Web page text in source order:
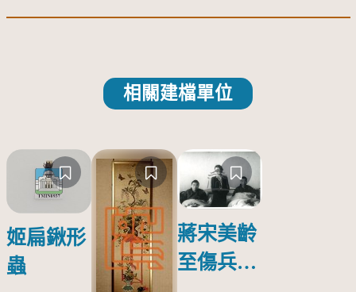
相關建檔單位
姬扁鍬形
蟲
蔣宋美齡
至傷兵醫